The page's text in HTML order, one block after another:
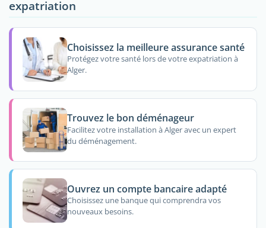
expatriation
Choisissez la meilleure assurance santé
Protégez votre santé lors de votre expatriation à
Alger.
Trouvez le bon déménageur
Facilitez votre installation à Alger avec un expert
du déménagement.
Ouvrez un compte bancaire adapté
Choisissez une banque qui comprendra vos
nouveaux besoins.